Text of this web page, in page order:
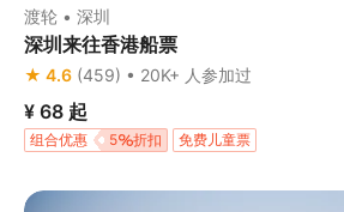
渡轮 • 深圳
深圳来往香港船票
★ 4.6 (459) • 20K+ 人参加过
¥ 68 起
5 折扣
组合优惠 免费儿童票